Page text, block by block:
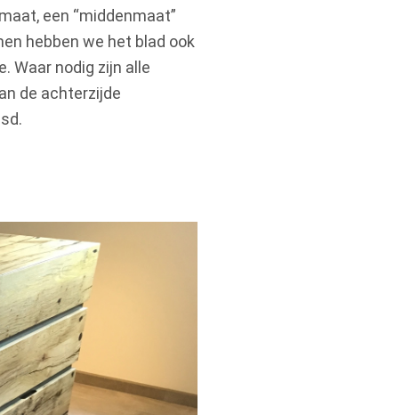
een “middenmaat”
hebben we het blad ook
Waar nodig zijn alle
de achterzijde